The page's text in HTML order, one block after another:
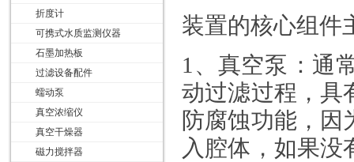
折度计
可携式水质监测仪器
石墨加热板
过滤设备配件
蠕动泵
真空浓缩仪
真空干燥器
磁力搅拌器
装置的核心组件
1 、 真空泵 ：通
动过滤过程，具
防腐蚀功能，因
入腔体，如果